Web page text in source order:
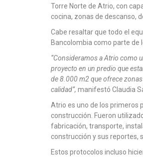
Torre Norte de Atrio, con
cocina, zonas de descanso,
Cabe resaltar que todo el
Bancolombia como parte de
“Consideramos a Atrio como
proyecto en un predio que
de 8.000 m2 que ofrece
calidad”, manifestó Claudia
Atrio es uno de los primeros
construcción. Fueron
fabricación, transporte,
construcción y sus reportes,
Estos protocolos incluso